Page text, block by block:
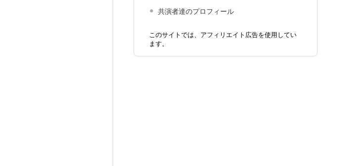
共演者達のプロフィール
このサイトでは、アフィリエイト広告を使用してい
ます。